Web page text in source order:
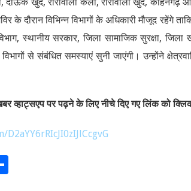
के दौरान विभिन्न विभागों के अधिकारी मौजूद रहेंगे
स्थानीय सरकार, जिला सामाजिक सुरक्षा, जिला
से संबंधित समस्याएं सुनी जाएंगी। उन्होंने
व्हाट्सएप पर पढ़ने के लिए नीचे दिए गए लिंक को